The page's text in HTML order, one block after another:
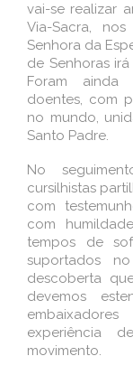
vai-se realizar
Via-Sacra,
Senhora da
de Senhoras
Foram ainda
doentes, com
no mundo,
Santo Padre.
No
cursilhistas
com
com
tempos de
suportados
descoberta
devemos
experiência
movimento.